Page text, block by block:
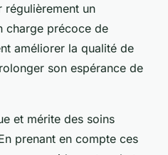
régulièrement un
charge précoce de
améliorer la qualité de
son espérance de
et mérite des soins
prenant en compte ces